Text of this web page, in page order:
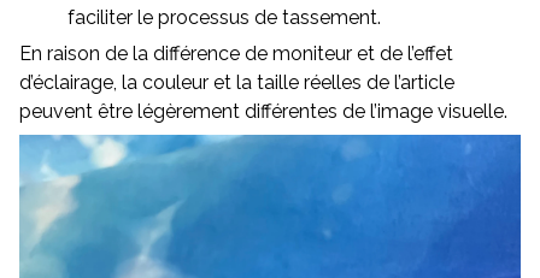
faciliter le processus de tassement.
En raison de la différence de moniteur et de l’effet
d’éclairage, la couleur et la taille réelles de l’article
peuvent être légèrement différentes de l’image visuelle.